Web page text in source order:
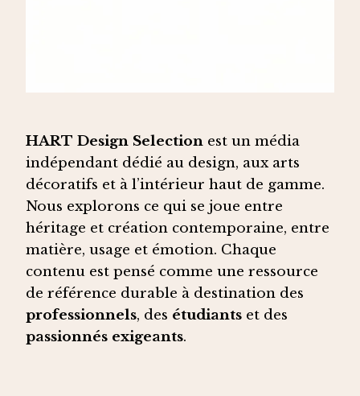
HART Design Selection est un média
indépendant dédié au design, aux arts
décoratifs et à l’intérieur haut de gamme.
Nous explorons ce qui se joue entre
héritage et création contemporaine, entre
matière, usage et émotion. Chaque
contenu est pensé comme une ressource
de référence durable à destination des
professionnels, des étudiants et des
passionnés exigeants.